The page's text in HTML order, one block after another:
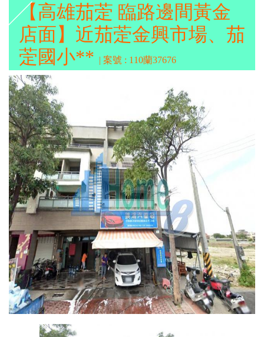
【高雄茄萣 臨路邊間黃金
店面】近茄萣金興市場、茄
萣國小** | 案號 : 110蘭37676